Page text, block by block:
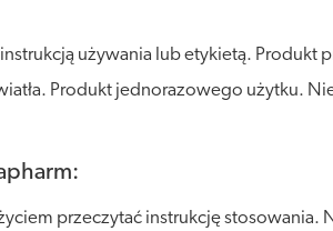
używania lub etykietą.
Produkt jednorazowego użytku.
przeczytać instrukcję